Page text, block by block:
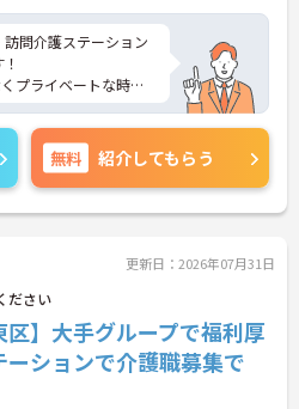
問介護ステーション
プライベートな時間
あり！遠方にお住ま
ントなど、さらに詳
ご相談ください。
無料 紹介してもらう
更新日：2026年07月31日
ださい
区】大手グループで福利厚
ションで介護職募集で